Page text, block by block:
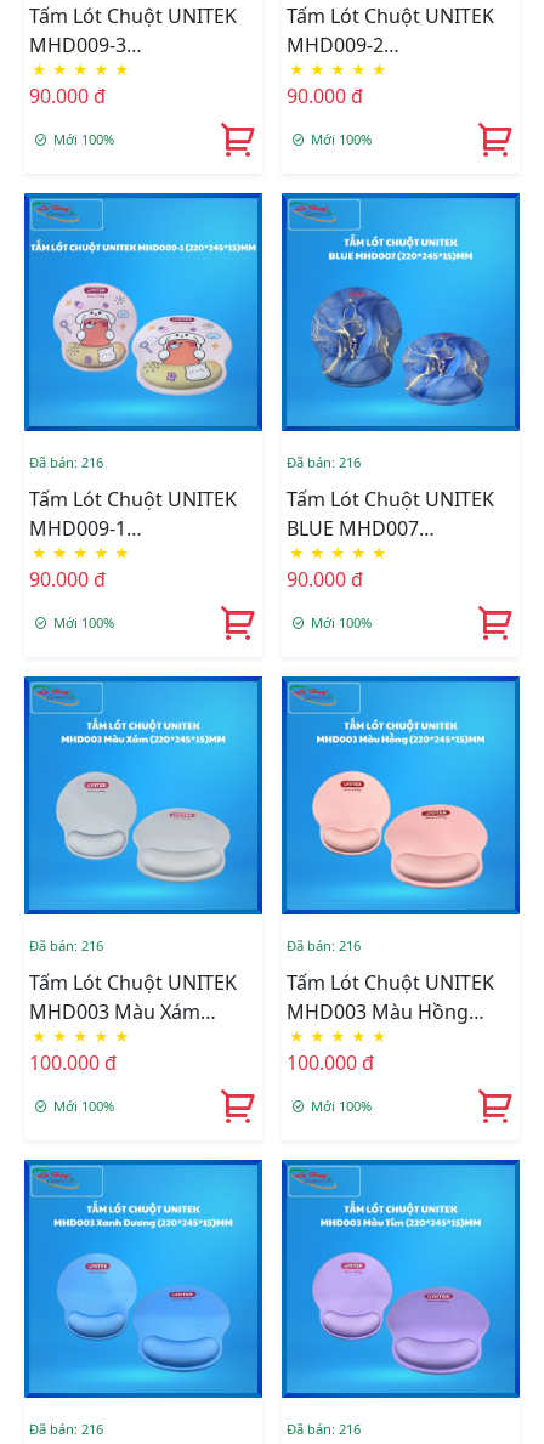
Tấm Lót Chuột UNITEK
MHD009-3
(220*245*15)MM
★ ★ ★ ★ ★
90.000 đ
Mới 100%
Tấm Lót Chuột UNITEK
MHD009-2
(220*245*15)MM
★ ★ ★ ★ ★
90.000 đ
Mới 100%
Đã bán: 216
Tấm Lót Chuột UNITEK
MHD009-1
(220*245*15)MM
★ ★ ★ ★ ★
90.000 đ
Mới 100%
Đã bán: 216
Tấm Lót Chuột UNITEK
BLUE MHD007
(220*245*15)MM
★ ★ ★ ★ ★
90.000 đ
Mới 100%
Đã bán: 216
Tấm Lót Chuột UNITEK
MHD003 Màu Xám
(220*245*15)MM
★ ★ ★ ★ ★
100.000 đ
Mới 100%
Đã bán: 216
Tấm Lót Chuột UNITEK
MHD003 Màu Hồng
(220*245*15)MM
★ ★ ★ ★ ★
100.000 đ
Mới 100%
Đã bán: 216 Đã bán: 216